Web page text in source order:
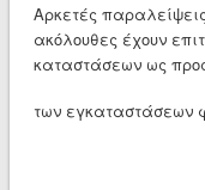
Αρκετές
ακόλουθες έχουν
καταστάσεων ως
των εγκαταστάσεων